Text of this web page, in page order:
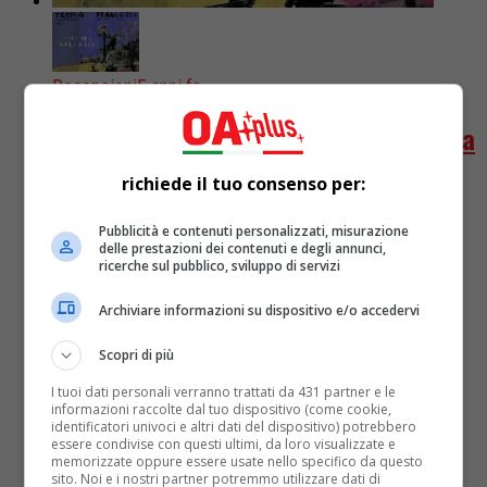
Recensioni5 anni fa
Piazza Garibaldi: la malinconia sospesa
di Tropico e Franco126
Un pezzo evocativo quello di Tropico e Franco 126,
manifesto di quell’ITpop fatto bene oggi
completamente latitante. PIAZZA GARIBALDI | LA
RECENSIONE Ci sono dei luoghi...
richiede il tuo consenso per:
Pubblicità e contenuti personalizzati, misurazione
delle prestazioni dei contenuti e degli annunci,
ricerche sul pubblico, sviluppo di servizi
Archiviare informazioni su dispositivo e/o accedervi
Scopri di più
I tuoi dati personali verranno trattati da 431 partner e le
informazioni raccolte dal tuo dispositivo (come cookie,
identificatori univoci e altri dati del dispositivo) potrebbero
essere condivise con questi ultimi, da loro visualizzate e
memorizzate oppure essere usate nello specifico da questo
sito. Noi e i nostri partner potremmo utilizzare dati di